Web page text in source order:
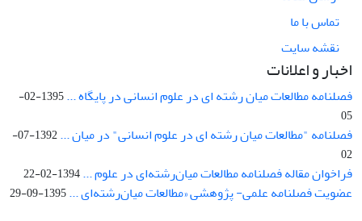
تماس با ما
نقشه سایت
اخبار و اعلانات
فصلنامه مطالعات میان رشته ای در علوم انسانی در پایگاه ...
1395-02-
05
فصلنامه "مطالعات میان رشته ای در علوم انسانی" در میان ...
1392-07-
02
فراخوان مقاله فصلنامه مطالعات میان‌رشته‌ای در علوم ...1394-02-22
عضویت فصلنامه علمی- پژوهشی «مطالعات میان‌رشته‌ای ...1395-09-29